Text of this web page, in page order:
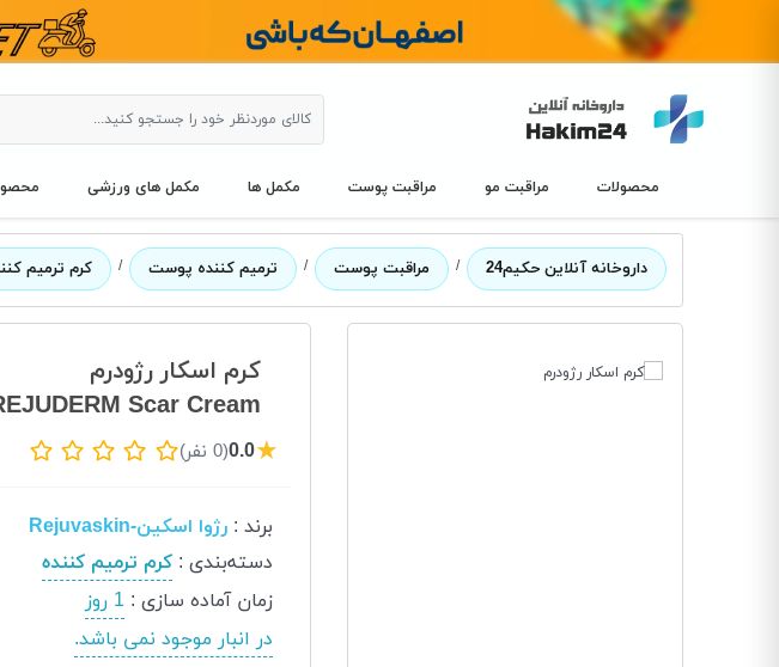
محصولات مراقبت مو مراقبت پوست مکمل ها مکمل های ورزشی
داروخانه آنلاین حکیم24 / مراقبت پوست / ترمیم کننده پوست / کرم ترمیم
کرم اسکار رژودرم
Scar Cream
★
0.0(0 نفر)
برند :رژوا اسکین-Rejuvaskin
دسته‌بندی :کرم ترمیم کننده
زمان آماده سازی :1 روز
در انبار موجود نمی باشد.